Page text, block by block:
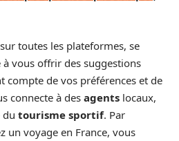
toutes les plateformes, se
vous offrir des suggestions
compte de vos préférences et de
connecte à des agents locaux,
du tourisme sportif. Par
un voyage en France, vous